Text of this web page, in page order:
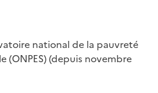
national de la pauvreté
(ONPES) (depuis novembre